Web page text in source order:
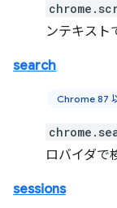
ンテキスト
search
Chrome 87
ロバイダで
sessions